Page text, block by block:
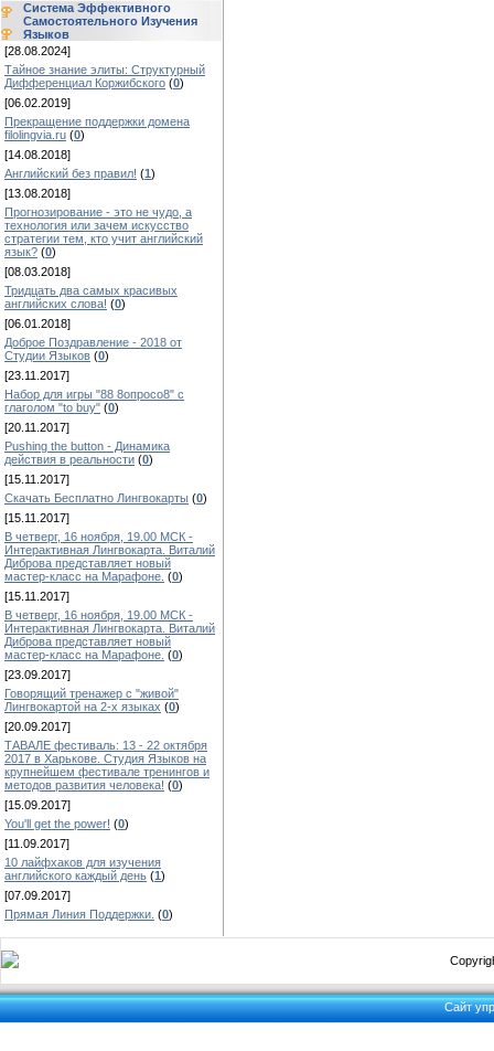
Система Эффективного
Самостоятельного Изучения
Языков
[28.08.2024]
Тайное знание элиты: Структурный
Дифференциал Коржибского (0)
[06.02.2019]
Прекращение поддержки домена
filolingvia.ru (0)
[14.08.2018]
Английский без правил! (1)
[13.08.2018]
Прогнозирование - это не чудо, а
технология или зачем искусство
стратегии тем, кто учит английский
язык? (0)
[08.03.2018]
Тридцать два самых красивых
английских слова! (0)
[06.01.2018]
Доброе Поздравление - 2018 от
Студии Языков (0)
[23.11.2017]
Набор для игры "88 8опросо8" с
глаголом "to buy" (0)
[20.11.2017]
Pushing the button - Динамика
действия в реальности (0)
[15.11.2017]
Скачать Бесплатно Лингвокарты (0)
[15.11.2017]
В четверг, 16 ноября, 19.00 МСК -
Интерактивная Лингвокарта. Виталий
Диброва представляет новый
мастер-класс на Марафоне. (0)
[15.11.2017]
В четверг, 16 ноября, 19.00 МСК -
Интерактивная Лингвокарта. Виталий
Диброва представляет новый
мастер-класс на Марафоне. (0)
[23.09.2017]
Говорящий тренажер с "живой"
Лингвокартой на 2-х языках (0)
[20.09.2017]
ТАВАЛЕ фестиваль: 13 - 22 октября
2017 в Харькове. Студия Языков на
крупнейшем фестивале тренингов и
методов развития человека! (0)
[15.09.2017]
You'll get the power! (0)
[11.09.2017]
10 лайфхаков для изучения
английского каждый день (1)
[07.09.2017]
Прямая Линия Поддержки. (0)
Сайт